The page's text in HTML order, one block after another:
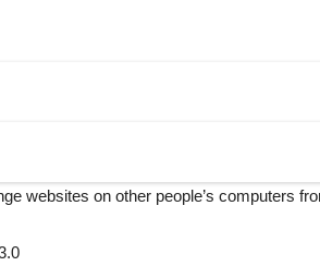
websites on other people’s computers